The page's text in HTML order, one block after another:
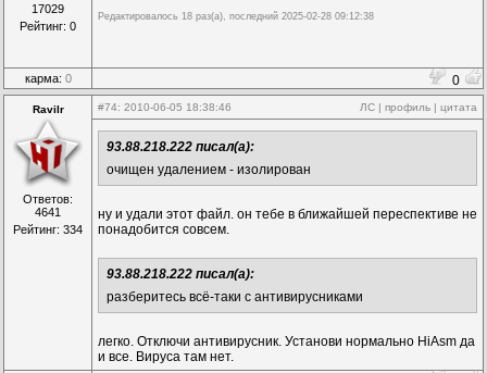
17029
Рейтинг: 0
Редактировалось 18 раз(а), последний 2025-02-28 09:12:38
карма: 0 0
Ravilr
Ответов:
4641
Рейтинг: 334
#74: 2010-06-05 18:38:46 ЛС | профиль | цитата
93.88.218.222 писал(а):
очищен удалением - изолирован
ну и удали этот файл. он тебе в ближайшей переспективе не
понадобится совсем.
93.88.218.222 писал(а):
разберитесь всё-таки с антивирусниками
легко. Отключи антивирусник. Установи нормально HiAsm да
и все. Вируса там нет.